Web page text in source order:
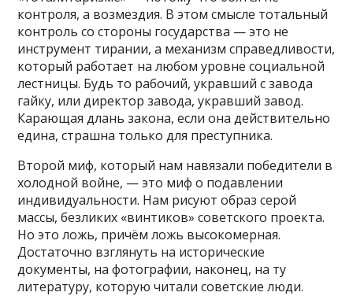
контроля, а возмездия. В этом смысле тотальный
контроль со стороны государства — это не
инструмент тирании, а механизм справедливости,
который работает на любом уровне социальной
лестницы. Будь то рабочий, укравший с завода
гайку, или директор завода, укравший завод.
Карающая длань закона, если она действительно
едина, страшна только для преступника.
Второй миф, который нам навязали победители в
холодной войне, — это миф о подавлении
индивидуальности. Нам рисуют образ серой
массы, безликих «винтиков» советского проекта.
Но это ложь, причём ложь высокомерная.
Достаточно взглянуть на исторические
документы, на фотографии, наконец, на ту
литературу, которую читали советские люди.